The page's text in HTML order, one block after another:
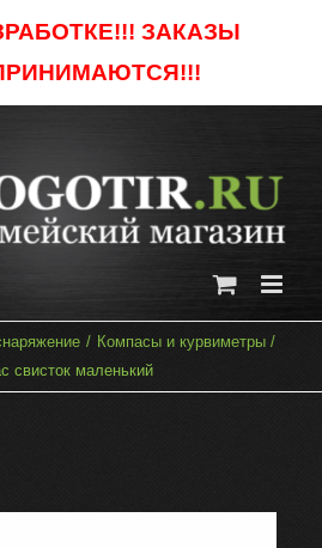
ЗАКАЗЫ
Компасы и курвиметры
свисток маленький